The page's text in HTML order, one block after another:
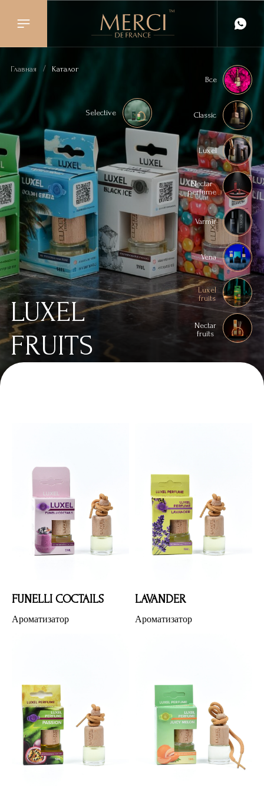
LUXEL
FRUITS
/
Главная Каталог
Luxel
fruits
Selective
Все
Classic
Luxel
Nectar
perfume
Varmir
Vena
Nectar
fruits
FUNELLI COCTAILS
Ароматизатор
LAVANDER
Ароматизатор